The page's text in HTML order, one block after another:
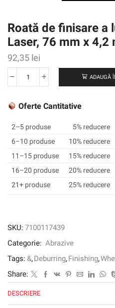
Roată de finisare a
Laser, 76 mm x 4,2
92,35 lei
Cantitate
de
a
Scotch-
Brite
™
Laser,
4,2
x
9,52
ADAUGĂ
Oferte Cantitative
2–5 produse
5% reducere
6–10 produse
10% reducere
11–15 produse
15% reducere
16–20 produse
20% reducere
21+ produse
25% reducere
SKU: 7100117439
Categorie: Abrazive
Tags: &,Deburring,Finishing,
Share:
DESCRIERE